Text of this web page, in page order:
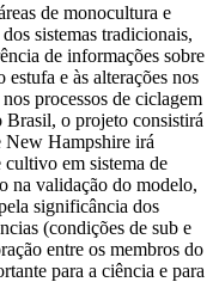
de monocultura e
sistemas tradicionais,
de informações sobre
e às alterações nos
processos de ciclagem
Brasil, o projeto consistirá
New Hampshire irá
em sistema de
na validação do modelo,
significância dos
(condições de sub e
entre os membros do
para a ciência e para